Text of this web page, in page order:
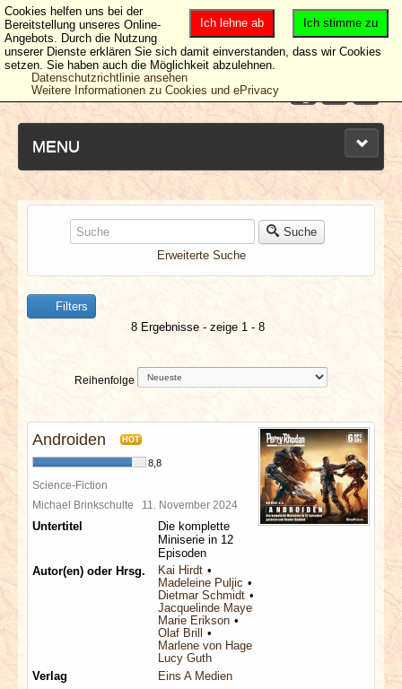
MENU
NEUESTE ARTIKEL
NEWS & DATES
BERICHTE
VERLOSUNGEN
SPECIALS
REDAKTION
Suche
Erweiterte Suche
Filters
8 Ergebnisse - zeige 1 - 8
Reihenfolge
Androiden HOT
8,8
Science-Fiction
Michael Brinkschulte 11. November 2024
Untertitel
Die komplette
Miniserie in 12
Episoden
Autor(en) oder Hrsg.
Kai Hirdt
Madeleine Puljic
Dietmar Schmidt
Jacquelinde Mayerhofer
Marie Erikson
Olaf Brill
Marlene von Hagen
Lucy Guth
Verlag
Eins A Medien
Ich stimme zu
Ich lehne ab
Cookies helfen uns bei der
Bereitstellung unseres Online-
Angebots. Durch die Nutzung
unserer Dienste erklären Sie sich damit einverstanden, dass wir Cookies
setzen. Sie haben auch die Möglichkeit abzulehnen.
Datenschutzrichtlinie ansehen
Weitere Informationen zu Cookies und ePrivacy